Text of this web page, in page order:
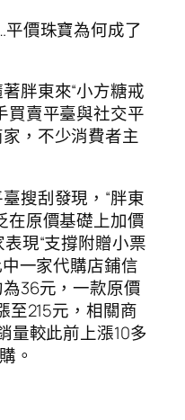
價珠寶為何成了
胖東來“小方糖戒
買賣平臺與社交平
，不少消費者主
搜刮發現，“胖東
在原價基礎上加價
現“支撐附贈小票
一家代購店鋪信
36元，一款原價
至215元，相關商
量較此前上漲10多
。